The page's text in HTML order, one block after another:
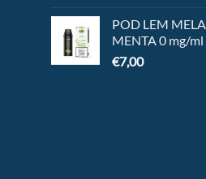
POD LEM MELA
MENTA 0 mg/ml
€7,00